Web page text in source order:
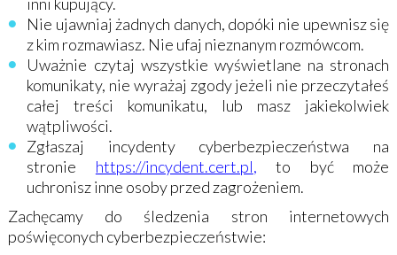
Nie ujawniaj żadnych danych, dopóki nie upewnisz się
z kim rozmawiasz. Nie ufaj nieznanym rozmówcom.
Uważnie czytaj wszystkie wyświetlane na stronach
komunikaty, nie wyrażaj zgody jeżeli nie przeczytałeś
całej treści komunikatu, lub masz jakiekolwiek
wątpliwości.
Zgłaszaj incydenty cyberbezpieczeństwa na
stronie https://incydent.cert.pl, to być może
uchronisz inne osoby przed zagrożeniem.
Zachęcamy do śledzenia stron internetowych
poświęconych cyberbezpieczeństwie: